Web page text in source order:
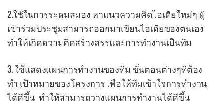
2.ใช้ในการระดมสมอง หาแนวความคิดไอเดียใหม่ๆ ผู้
เข้าร่วมประชุมสามารถออกมาเขียนไอเดียของตนเอง
ทำให้เกิดความคิดสร้างสรรและการทำงานเป็นทีม
3. ใช้แสดงแผนการทำงานของทีม ขั้นตอนต่างๆที่ต้อง
ทำ เป้าหมายของโครงการ เพื่อให้ทีมเข้าใจการทำงาน
ได้ดีขึ้น ทำให้สามารถวางแผนการทำงานได้ดีขึ้น